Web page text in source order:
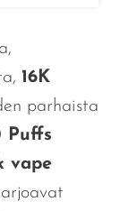
16K
parhaista
Puffs
vape